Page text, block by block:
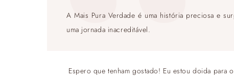
A Mais Pura Verdade é uma história preciosa e
uma jornada inacreditável.
Espero que tenham gostado! Eu estou doida para